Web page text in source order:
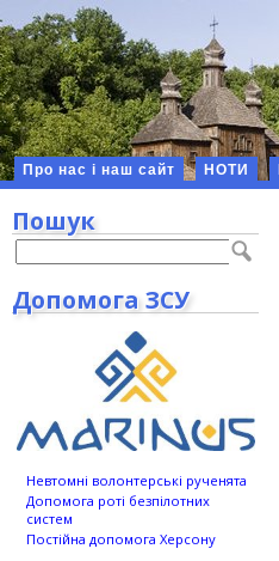
Про нас і наш сайт НОТИ
Пошук
Допомога ЗСУ
Невтомні волонтерські рученята
Допомога роті безпілотних
систем
Постійна допомога Херсону